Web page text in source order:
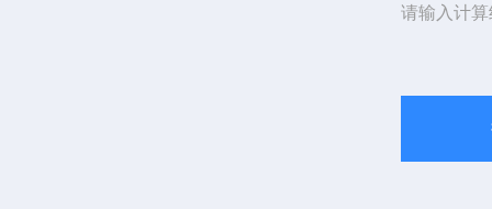
请输入计